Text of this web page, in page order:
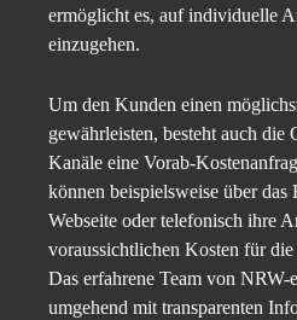
ermöglicht es, auf individuelle
einzugehen.
Um den Kunden einen
gewährleisten, besteht auch die
Kanäle eine Vorab-
können beispielsweise über
Webseite oder telefonisch ihre
voraussichtlichen Kosten für
Das erfahrene Team von
umgehend mit transparenten